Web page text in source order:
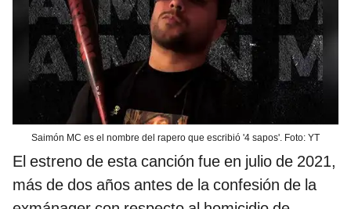
Saimón MC es el nombre del rapero que escribió '4 sapos'. Foto: YT
El estreno de esta canción fue en julio de 2021,
más de dos años antes de la confesión de la